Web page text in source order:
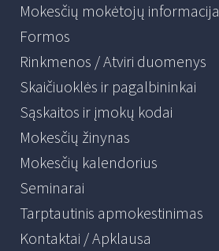
Mokesčių mokėtojų informacija
Formos
Rinkmenos / Atviri duomenys
Skaičiuoklės ir pagalbininkai
Sąskaitos ir įmokų kodai
Mokesčių žinynas
Mokesčių kalendorius
Seminarai
Tarptautinis apmokestinimas
Kontaktai / Apklausa